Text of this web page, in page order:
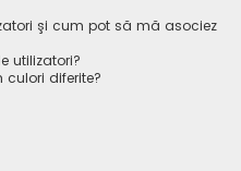
şi cum pot să mă asociez
utilizatori?
culori diferite?